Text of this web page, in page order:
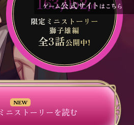
pt
限定ミニストーリー
獅子雄編
全3話公開中!
NEW
ニストーリーを読む